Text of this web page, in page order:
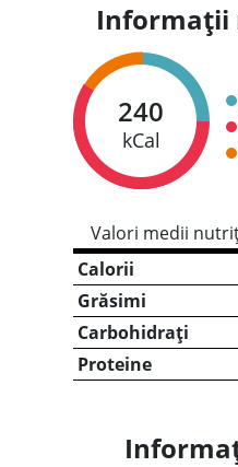
240
kCal
Valori medii
Calorii
Grăsimi
Carbohidrați
Proteine